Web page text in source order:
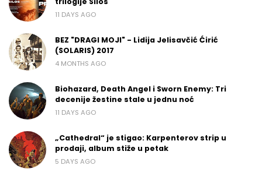
11 DAYS AGO
BEZ "DRAGI MOJI" - Lidija Jelisavčić Ćirić
(SOLARIS) 2017
4 MONTHS AGO
Biohazard, Death Angel i Sworn Enemy: Tri
decenije žestine stale u jednu noć
11 DAYS AGO
„Cathedral“ je stigao: Karpenterov strip u
prodaji, album stiže u petak
5 DAYS AGO